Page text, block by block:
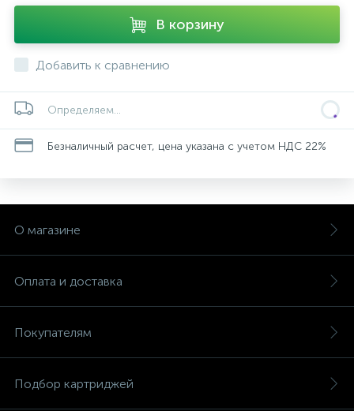
В корзину
Добавить к сравнению
Определяем...
Безналичный расчет, цена указана с учетом НДС 22%
О магазине
Оплата и доставка
Покупателям
Подбор картриджей